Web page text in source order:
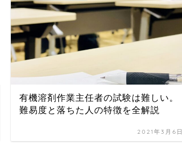
有機溶剤作業主任者の試験は難しい。
難易度と落ちた人の特徴を全解説
2021年3月6日